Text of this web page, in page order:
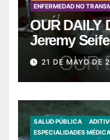
ENFERMEDAD NO
OUR DAILY
Jeremy
21 DE MAYO DE
SALUD PÚBLICA
ESPECIALIDADES